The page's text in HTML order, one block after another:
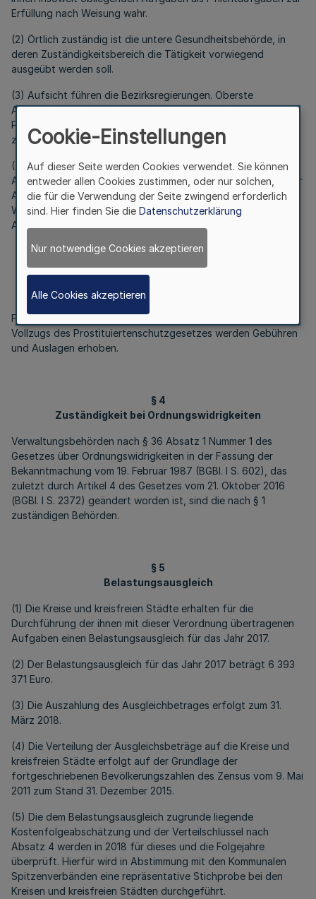
Erfüllung nach Weisung wahr.
(2) Örtlich zuständig ist die untere Gesundheitsbehörde, in
deren Zuständigkeitsbereich die Tätigkeit vorwiegend
ausgeübt werden soll.
(3) Aufsicht führen die Bezirksregierungen. Oberste
Aufsichtsbehörde für die Aufgaben nach § 10 des
Prostituiertenschutzgesetzes ist das für Gesundheit
zuständige Ministerium.
(4) Das Weisungsrecht erstreckt sich auf die gesetzmäßige
Ausführung der Aufgaben. Zur zweckmäßigen Ausführung der
Aufgaben können die Aufsichtsbehörden allgemeine
Weisungen erteilen, um die gleichmäßige Erfüllung der
Aufgaben zu sichern.
Gebühren und Auslagen
Für Amtshandlungen im Rahmen des gewerberechtlichen
Vollzugs des Prostituiertenschutzgesetzes werden Gebühren
und Auslagen erhoben.
§ 4
Zuständigkeit bei Ordnungswidrigkeiten
Verwaltungsbehörden nach § 36 Absatz 1 Nummer 1 des
Gesetzes über Ordnungswidrigkeiten in der Fassung der
Bekanntmachung vom 19. Februar 1987 (BGBl. I S. 602), das
zuletzt durch Artikel 4 des Gesetzes vom 21. Oktober 2016
(BGBl. I S. 2372) geändert worden ist, sind die nach § 1
zuständigen Behörden.
§ 5
Belastungsausgleich
(1) Die Kreise und kreisfreien Städte erhalten für die
Durchführung der ihnen mit dieser Verordnung übertragenen
Aufgaben einen Belastungsausgleich für das Jahr 2017.
(2) Der Belastungsausgleich für das Jahr 2017 beträgt 6 393
371 Euro.
(3) Die Auszahlung des Ausgleichbetrages erfolgt zum 31.
März 2018.
(4) Die Verteilung der Ausgleichsbeträge auf die Kreise und
kreisfreien Städte erfolgt auf der Grundlage der
fortgeschriebenen Bevölkerungszahlen des Zensus vom 9. Mai
2011 zum Stand 31. Dezember 2015.
(5) Die dem Belastungsausgleich zugrunde liegende
Kostenfolgeabschätzung und der Verteilschlüssel nach
Absatz 4 werden in 2018 für dieses und die Folgejahre
überprüft. Hierfür wird in Abstimmung mit den Kommunalen
Spitzenverbänden eine repräsentative Stichprobe bei den
Kreisen und kreisfreien Städten durchgeführt.
Cookie-Einstellungen
Auf dieser Seite werden Cookies verwendet. Sie können
entweder allen Cookies zustimmen, oder nur solchen,
die für die Verwendung der Seite zwingend erforderlich
sind. Hier finden Sie die Datenschutzerklärung
Nur notwendige Cookies akzeptieren
Alle Cookies akzeptieren